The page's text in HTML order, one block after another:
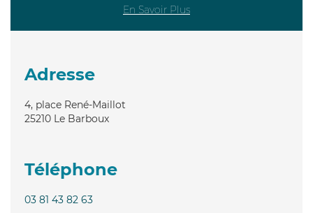
En Savoir Plus
Adresse
4, place René-Maillot
25210 Le Barboux
Téléphone
03 81 43 82 63